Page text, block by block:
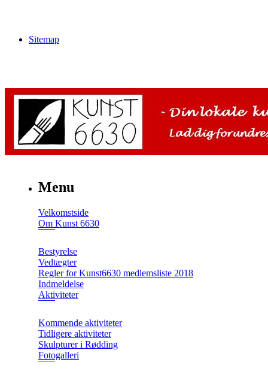
Sitemap
Menu
Velkomstside
Om Kunst 6630
Bestyrelse
Vedtægter
Regler for Kunst6630 medlemsliste 2018
Indmeldelse
Aktiviteter
Kommende aktiviteter
Tidligere aktiviteter
Skulpturer i Rødding
Fotogalleri